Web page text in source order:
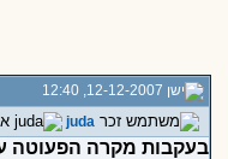
juda
בעקבות מקרה הפעוטה